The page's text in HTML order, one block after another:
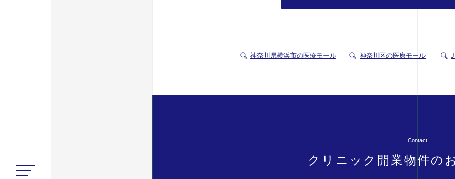
神奈川県横浜市の医療モール 神奈川区の医療モール
Contact
クリニック開業物件の